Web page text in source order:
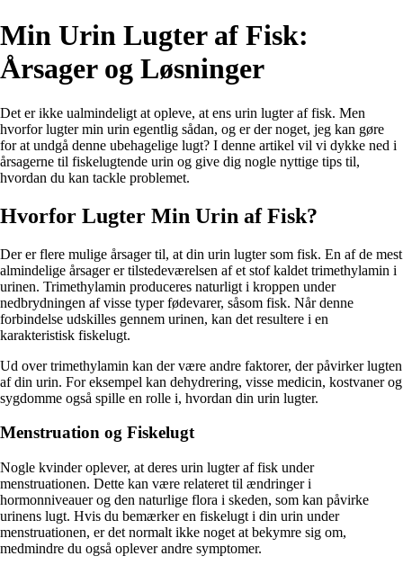
Min Urin Lugter af Fisk:
Årsager og Løsninger
Det er ikke ualmindeligt at opleve, at ens urin lugter af fisk. Men
hvorfor lugter min urin egentlig sådan, og er der noget, jeg kan gøre
for at undgå denne ubehagelige lugt? I denne artikel vil vi dykke ned i
årsagerne til fiskelugtende urin og give dig nogle nyttige tips til,
hvordan du kan tackle problemet.
Hvorfor Lugter Min Urin af Fisk?
Der er flere mulige årsager til, at din urin lugter som fisk. En af de mest
almindelige årsager er tilstedeværelsen af et stof kaldet trimethylamin i
urinen. Trimethylamin produceres naturligt i kroppen under
nedbrydningen af visse typer fødevarer, såsom fisk. Når denne
forbindelse udskilles gennem urinen, kan det resultere i en
karakteristisk fiskelugt.
Ud over trimethylamin kan der være andre faktorer, der påvirker lugten
af din urin. For eksempel kan dehydrering, visse medicin, kostvaner og
sygdomme også spille en rolle i, hvordan din urin lugter.
Menstruation og Fiskelugt
Nogle kvinder oplever, at deres urin lugter af fisk under
menstruationen. Dette kan være relateret til ændringer i
hormonniveauer og den naturlige flora i skeden, som kan påvirke
urinens lugt. Hvis du bemærker en fiskelugt i din urin under
menstruationen, er det normalt ikke noget at bekymre sig om,
medmindre du også oplever andre symptomer.